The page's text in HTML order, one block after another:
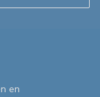
en